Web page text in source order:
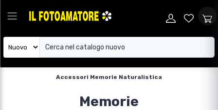
Accessori Memorie Naturalistica
Memorie